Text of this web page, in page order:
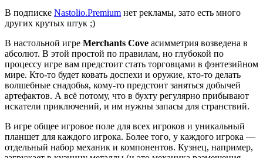
В подписке Nastolio.Premium нет рекламы, зато есть много
других крутых штук ;)
В настольной игре Merchants Cove асимметрия возведена в
абсолют. В этой простой по правилам, но глубокой по
процессу игре вам предстоит стать торговцами в фэнтезийном
мире. Кто-то будет ковать доспехи и оружие, кто-то делать
волшебные снадобья, кому-то предстоит заняться добычей
артефактов. А всё потому, что в бухту регулярно прибывают
искатели приключений, и им нужны запасы для странствий.
В игре общее игровое поле для всех игроков и уникальный
планшет для каждого игрока. Более того, у каждого игрока —
отдельный набор механик и компонентов. Кузнец, например,